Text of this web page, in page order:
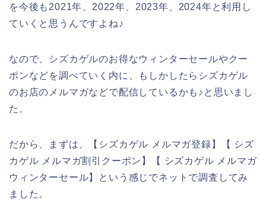
を今後も2021年、2022年、2023年、2024年と利用し
ていくと思うんですよね♪
なので、シズカゲルのお得なウィンターセールやクー
ポンなどを調べていく内に、もしかしたらシズカゲル
のお店のメルマガなどで配信しているかも♪と思いまし
た。
だから、まずは、【シズカゲル メルマガ登録】【 シズ
カゲル メルマガ割引クーポン】【 シズカゲル メルマガ
ウィンターセール】という感じでネットで調査してみ
ました。